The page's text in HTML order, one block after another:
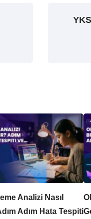
Analizi Nasıl
Adım Hata Tespiti